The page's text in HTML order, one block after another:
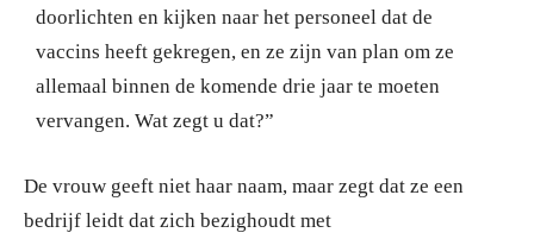
doorlichten en kijken naar het personeel dat de
vaccins heeft gekregen, en ze zijn van plan om ze
allemaal binnen de komende drie jaar te moeten
vervangen. Wat zegt u dat?”
De vrouw geeft niet haar naam, maar zegt dat ze een
bedrijf leidt dat zich bezighoudt met